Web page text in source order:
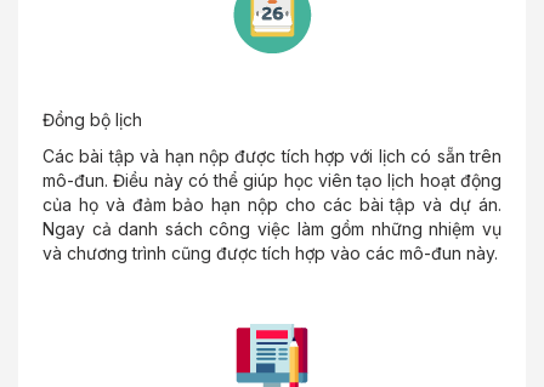
Đồng bộ lịch
Các bài tập và hạn nộp được tích hợp với lịch có sẵn trên
mô-đun. Điều này có thể giúp học viên tạo lịch hoạt động
của họ và đảm bảo hạn nộp cho các bài tập và dự án.
Ngay cả danh sách công việc làm gồm những nhiệm vụ
và chương trình cũng được tích hợp vào các mô-đun này.